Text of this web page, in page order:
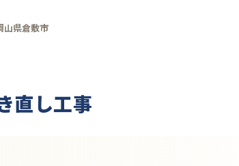
山県倉敷市
直し工事